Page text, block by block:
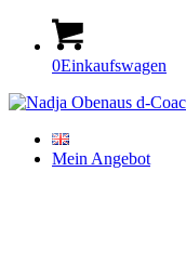
0Einkaufswagen
Mein Angebot